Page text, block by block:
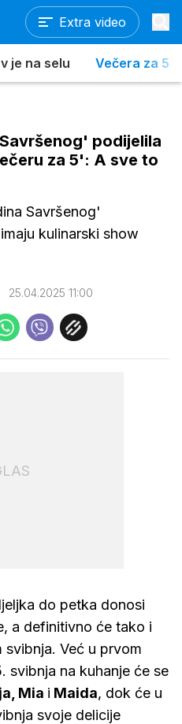
Extra video
je na selu Večera za 5
podijelila
za 5': A sve to
Savršenog'
kulinarski show
25.04.2025 11:00
do petka donosi
a definitivno će tako i
Već u prvom
svibnja na kuhanje će se
Mia i Maida, dok će u
svoje delicije